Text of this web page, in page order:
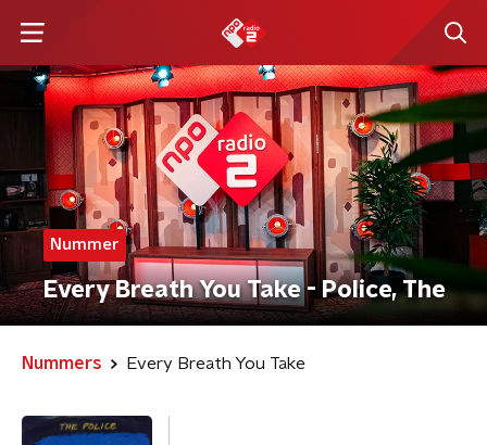
Nummer
Every Breath You Take - Police, The
Nummers Every Breath You Take